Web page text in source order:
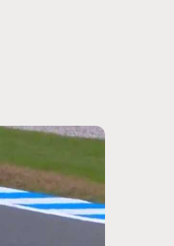
Zarco évite l'opération et
septembre